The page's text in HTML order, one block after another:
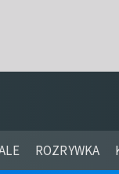
ROZRYWKA